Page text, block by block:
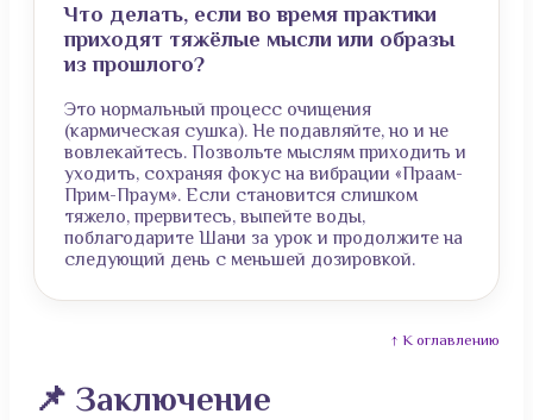
Что делать, если во время практики
приходят тяжёлые мысли или образы
из прошлого?
Это нормальный процесс очищения
(кармическая сушка). Не подавляйте, но и не
вовлекайтесь. Позвольте мыслям приходить и
уходить, сохраняя фокус на вибрации «Праам-
Прим-Праум». Если становится слишком
тяжело, прервитесь, выпейте воды,
поблагодарите Шани за урок и продолжите на
следующий день с меньшей дозировкой.
↑ К оглавлению
📌 Заключение